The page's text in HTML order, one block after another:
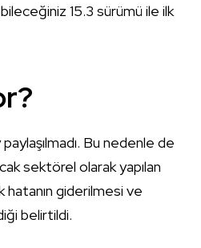
15.3 sürümü ile ilk
Bu nedenle de
sektörel olarak yapılan
giderilmesi ve
belirtildi.